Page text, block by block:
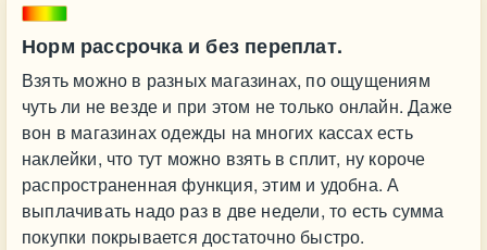
Норм рассрочка и без переплат.
Взять можно в разных магазинах, по ощущениям
чуть ли не везде и при этом не только онлайн. Даже
вон в магазинах одежды на многих кассах есть
наклейки, что тут можно взять в сплит, ну короче
распространенная функция, этим и удобна. А
выплачивать надо раз в две недели, то есть сумма
покупки покрывается достаточно быстро.